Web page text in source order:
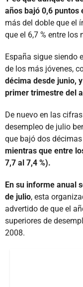
años bajó 0,6 puntos
más del doble que el
que el 6,7 % entre los
España sigue siendo
de los más jóvenes,
décima desde junio,
primer trimestre del
De nuevo en las
desempleo de julio
que bajó dos
mientras que entre
7,7 al 7,4 %).
En su informe anual
de julio, esta
advertido de que el
superiores de
2008.